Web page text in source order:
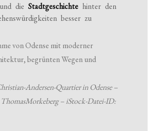
und dieStadtgeschichte hinter den
besser zu
Andersen-Quartier in Odense –
– iStock-Datei-ID: